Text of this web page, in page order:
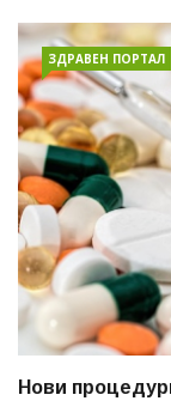
ЗДРАВЕН ПОРТАЛ
Нови